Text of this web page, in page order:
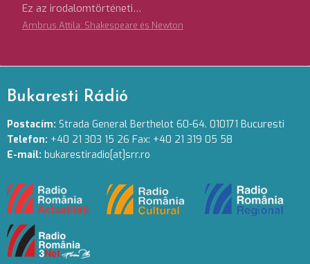
Ez az irodalomtörténeti…
Ambrus Attila: Shakespeare és Newton
Bukaresti Rádió
Postacím: Strada General Berthelot 60-64. 010171 Bucuresti
Telefon: +40 21 303 15 26 Fax: +40 21 319 05 58
E-mail: bukarestiradio[at]srr.ro